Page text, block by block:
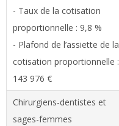
- Taux de la cotisation
proportionnelle : 9,8 %
- Plafond de l’assiette de la
cotisation proportionnelle :
143 976 €
Chirurgiens-dentistes et
sages-femmes